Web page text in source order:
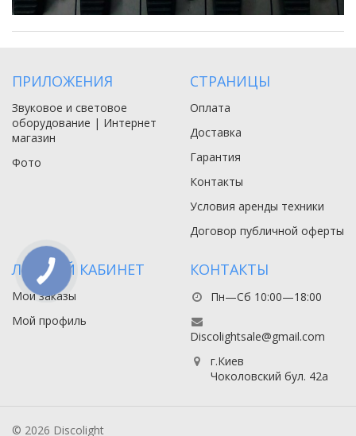
ПРИЛОЖЕНИЯ
Звуковое и световое
оборудование | Интернет
магазин
Фото
СТРАНИЦЫ
Оплата
Доставка
Гарантия
Контакты
Условия аренды техники
Договор публичной оферты
ЛИЧНЫЙ КАБИНЕТ
Мои заказы
Мой профиль
КОНТАКТЫ
Пн—Сб 10:00—18:00
Discolightsale@gmail.com
г.Киев
Чоколовский бул. 42а
© 2026 Discolight